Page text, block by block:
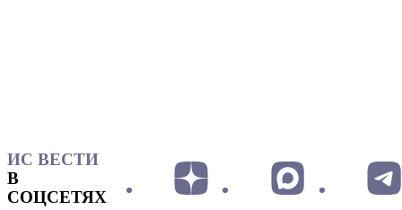
ИС ВЕСТИ
В
СОЦСЕТЯХ